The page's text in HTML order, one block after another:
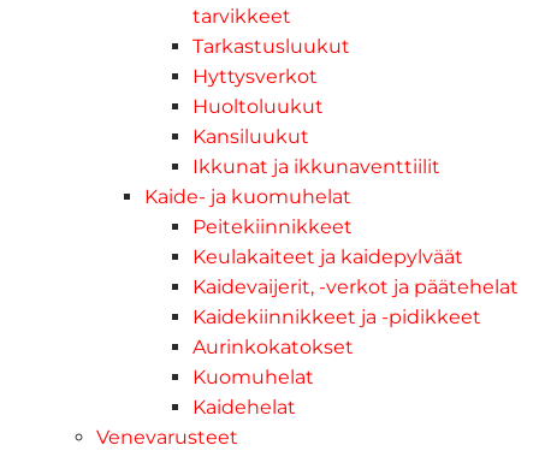
tarvikkeet
Tarkastusluukut
Hyttysverkot
Huoltoluukut
Kansiluukut
Ikkunat ja ikkunaventtiilit
Kaide- ja kuomuhelat
Peitekiinnikkeet
Keulakaiteet ja kaidepylväät
Kaidevaijerit, -verkot ja päätehelat
Kaidekiinnikkeet ja -pidikkeet
Aurinkokatokset
Kuomuhelat
Kaidehelat
Venevarusteet